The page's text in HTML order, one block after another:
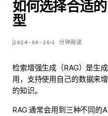
如何选择合适
型
2024-08-26 1 分钟阅读
检索增强生成（RAG）是生
用，支持使用自己的数据来
的知识。
RAG 通常会用到三种不同的